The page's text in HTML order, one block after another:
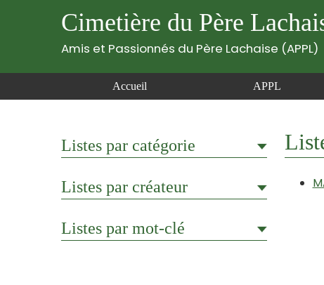
Cimetière du Père
Amis et Passionnés du Père Lachaise (APPL)
Accueil APPL
Listes par catégorie
Listes par créateur
Listes par mot-clé